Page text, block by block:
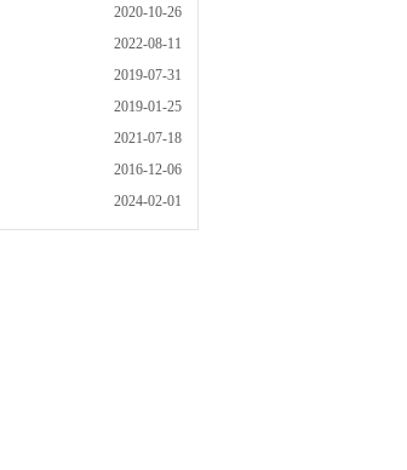
2020-10-26
2022-08-11
2019-07-31
2019-01-25
2021-07-18
2016-12-06
2024-02-01